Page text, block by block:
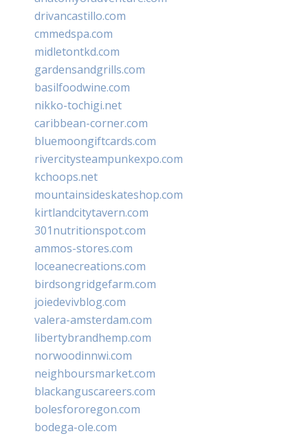
drivancastillo.com
cmmedspa.com
midletontkd.com
gardensandgrills.com
basilfoodwine.com
nikko-tochigi.net
caribbean-corner.com
bluemoongiftcards.com
rivercitysteampunkexpo.com
kchoops.net
mountainsideskateshop.com
kirtlandcitytavern.com
301nutritionspot.com
ammos-stores.com
loceanecreations.com
birdsongridgefarm.com
joiedevivblog.com
valera-amsterdam.com
libertybrandhemp.com
norwoodinnwi.com
neighboursmarket.com
blackanguscareers.com
bolesfororegon.com
bodega-ole.com